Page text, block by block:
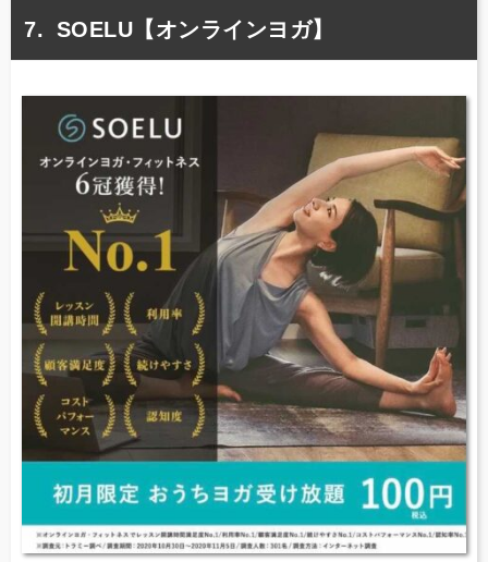
SOELU【オンラインヨガ】